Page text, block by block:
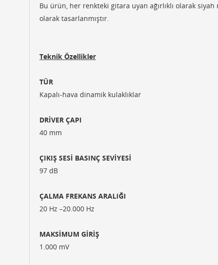
Bu ürün, her renkteki gitara uyan ağırlıklı olarak
olarak tasarlanmıştır.
Teknik Özellikler
TÜR
Kapalı-hava dinamik kulaklıklar
DRİVER ÇAPI
40 mm
ÇIKIŞ SESİ BASINÇ SEVİYESİ
97 dB
ÇALMA FREKANS ARALIĞI
20 Hz –20.000 Hz
MAKSİMUM GİRİŞ
1.000 mV